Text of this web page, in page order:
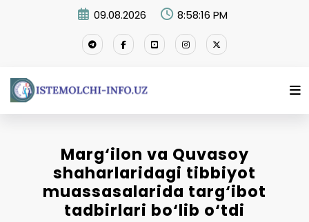
09.08.2026 8:58:17 PM
Marg‘ilon va Quvasoy
shaharlaridagi tibbiyot
muassasalarida targ‘ibot
tadbirlari bo‘lib o‘tdi